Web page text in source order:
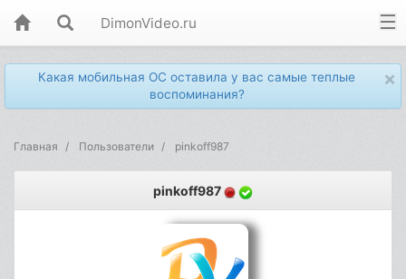
DimonVideo.ru
×
Какая мобильная ОС оставила у вас самые теплые
воспоминания?
Главная Пользователи pinkoff987
pinkoff987